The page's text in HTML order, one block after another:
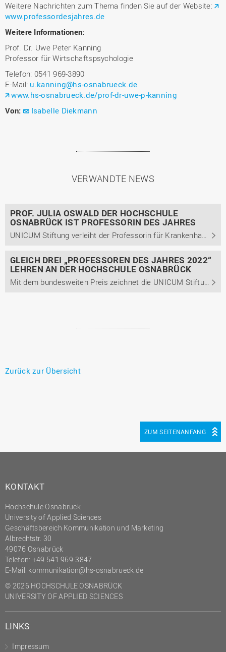
Weitere Nachrichten zum Thema finden Sie auf der Website:
www.professordesjahres.de
Weitere Informationen:
Prof. Dr. Uwe Peter Kanning
Professor für Wirtschaftspsychologie
Telefon: 0541 969-3890
E-Mail: u.kanning@hs-osnabrueck.de
www.hs-osnabrueck.de/prof-dr-uwe-p-kanning
Von:
Isabelle Diekmann
VERWANDTE NEWS
PROF. JULIA OSWALD DER HOCHSCHULE
OSNABRÜCK IST PROFESSORIN DES JAHRES
UNICUM Stiftung verleiht der Professorin für Krankenhausfinanzierung und -management den ersten Platz in der Kategorie Wirtschaftswissenschaften/Jura
GLEICH DREI „PROFESSOREN DES JAHRES 2022“
LEHREN AN DER HOCHSCHULE OSNABRÜCK
Mit dem bundesweiten Preis zeichnet die UNICUM Stiftung Professorinnen und Professoren aus, die ihre Studierenden in besonderer Weise bei der Berufsvorbereitung unterstützen.
Zurück zur Übersicht
ZUM SEITENANFANG
KONTAKT
Hochschule Osnabrück
University of Applied Sciences
Geschäftsbereich Kommunikation und Marketing
Albrechtstr. 30
49076 Osnabrück
Telefon: +49 541 969-3847
E-Mail: kommunikation@hs-osnabrueck.de
© 2026 HOCHSCHULE OSNABRÜCK
UNIVERSITY OF APPLIED SCIENCES
LINKS
Impressum